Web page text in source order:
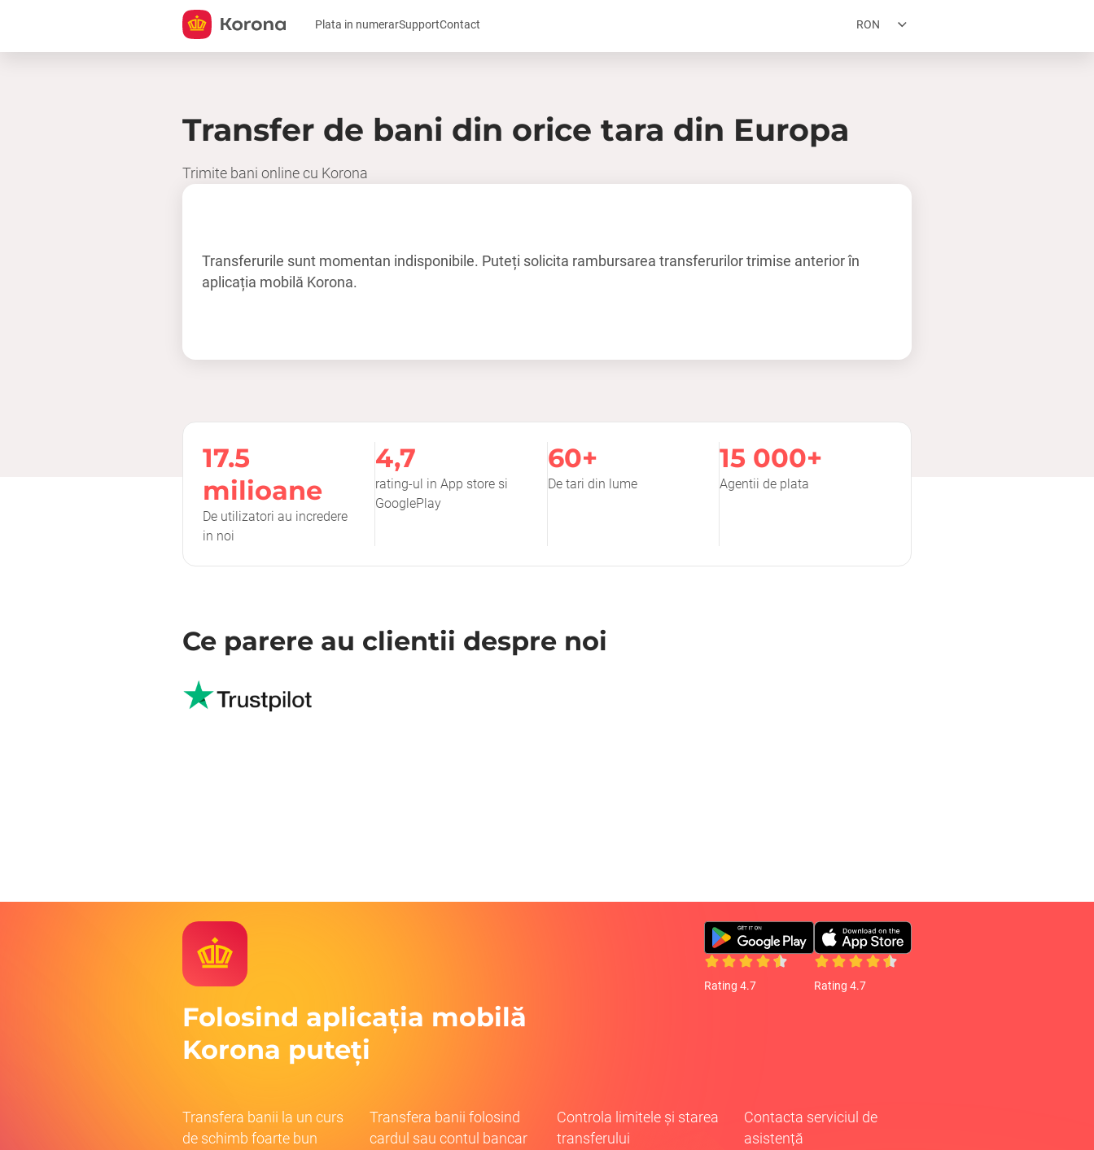
Plata in numerarSupportContact RON
Transfer de bani din orice tara din Europa
Trimite bani online cu Korona
Transferurile sunt momentan indisponibile. Puteți solicita rambursarea transferurilor trimise anterior în
aplicația mobilă Korona.
17.5
milioane
De utilizatori au incredere
in noi
4,7
rating-ul in App store si
GooglePlay
60+
De tari din lume
15 000+
Agentii de plata
Ce parere au clientii despre noi
Folosind aplicația mobilă
Korona puteți
Transfera banii la un curs
de schimb foarte bun
Transfera banii folosind
cardul sau contul bancar
Controla limitele și starea
transferului
Contacta serviciul de
asistență
Rating 4.7 Rating 4.7